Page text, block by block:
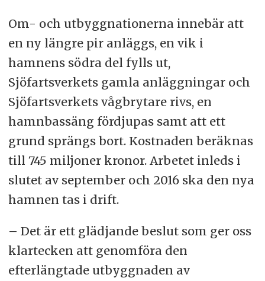
Om- och utbyggnationerna innebär att
en ny längre pir anläggs, en vik i
hamnens södra del fylls ut,
Sjöfartsverkets gamla anläggningar och
Sjöfartsverkets vågbrytare rivs, en
hamnbassäng fördjupas samt att ett
grund sprängs bort. Kostnaden beräknas
till 745 miljoner kronor. Arbetet inleds i
slutet av september och 2016 ska den nya
hamnen tas i drift.
– Det är ett glädjande beslut som ger oss
klartecken att genomföra den
efterlängtade utbyggnaden av